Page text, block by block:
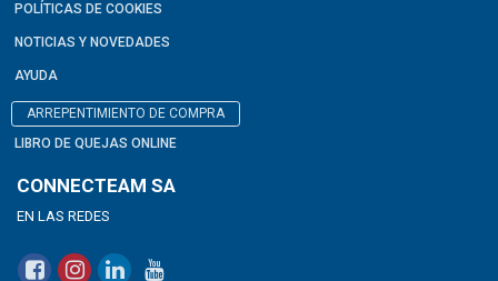
POLÍTICAS DE COOKIES
NOTICIAS Y NOVEDADES
AYUDA
ARREPENTIMIENTO DE COMPRA
LIBRO DE QUEJAS ONLINE
CONNECTEAM SA
EN LAS REDES